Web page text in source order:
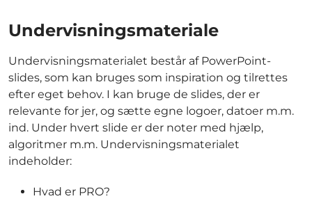
Undervisningsmateriale
Undervisningsmaterialet består af PowerPoint-
slides, som kan bruges som inspiration og tilrettes
efter eget behov. I kan bruge de slides, der er
relevante for jer, og sætte egne logoer, datoer m.m.
ind. Under hvert slide er der noter med hjælp,
algoritmer m.m. Undervisningsmaterialet
indeholder:
Hvad er PRO?